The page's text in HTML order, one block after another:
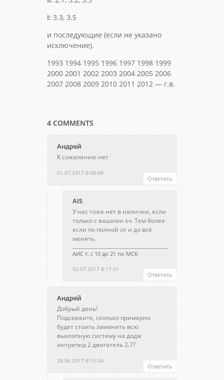
I: 3.3, 3.5
и последующие (если не указано
исключение).
1993 1994 1995 1996 1997 1998 1999
2000 2001 2002 2003 2004 2005 2006
2007 2008 2009 2010 2011 2012 — г.в.
4 COMMENTS
Андрей
01.07.2017 В 08:08
К сожалению нет
Ответить
AIS
02.07.2017 В 17:31
У нас тоже нет в наличии, если
только с вашими зч. Тем более
если по полной от и до всё
менять.
АИС т. с 10 до 21 по МСК
Ответить
Андрей
28.06.2017 В 15:24
Добрый день!
Подскажите, сколько примерно
будет стоить заменить всю
выхлопную систему на додж
интрепид 2 двигатель 2.7?
Ответить